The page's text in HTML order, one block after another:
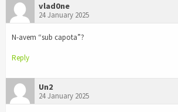
vlad0ne
24 January 2025
N-avem “sub capota”?
Reply
Un2
24 January 2025